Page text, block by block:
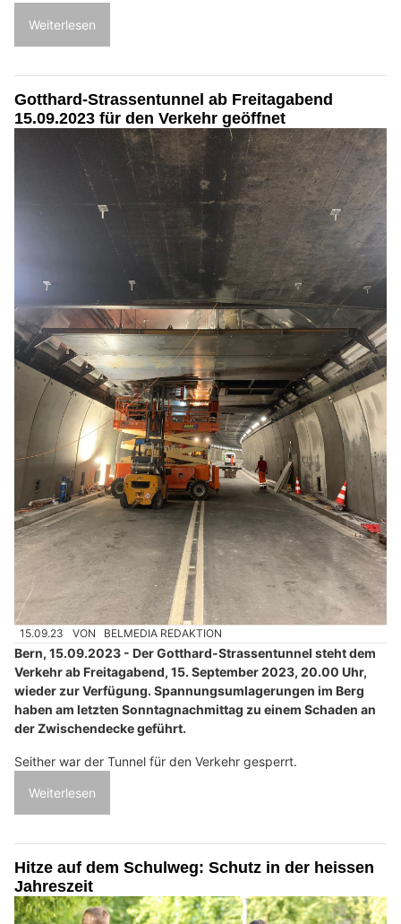
Weiterlesen
Gotthard-Strassentunnel ab Freitagabend
15.09.2023 für den Verkehr geöffnet
15.09.23 VON BELMEDIA REDAKTION
Bern, 15.09.2023 - Der Gotthard-Strassentunnel steht dem
Verkehr ab Freitagabend, 15. September 2023, 20.00 Uhr,
wieder zur Verfügung. Spannungsumlagerungen im Berg
haben am letzten Sonntagnachmittag zu einem Schaden an
der Zwischendecke geführt.
Seither war der Tunnel für den Verkehr gesperrt.
Weiterlesen
Hitze auf dem Schulweg: Schutz in der heissen
Jahreszeit